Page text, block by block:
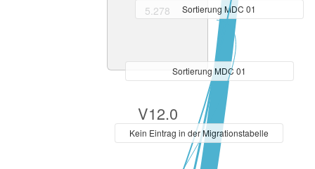
5.278
V12.0
Sortierung MDC 01
Sortierung MDC 01
Kein Eintrag in der Migrationstabelle